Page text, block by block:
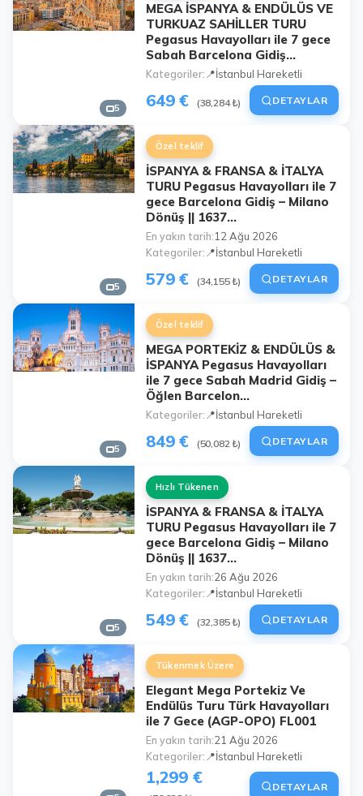
5
MEGA İSPANYA & ENDÜLÜS VE
TURKUAZ SAHİLLER TURU
Pegasus Havayolları ile 7 gece
Sabah Barcelona Gidiş...
Kategoriler 📍İstanbul Hareketli
649 € (38,284 ₺) DETAYLAR
5
Özel teklif
İSPANYA & FRANSA & İTALYA
TURU Pegasus Havayolları ile 7
gece Barcelona Gidiş – Milano
Dönüş || 1637...
En yakın tarih 12 Ağu 2026
Kategoriler 📍İstanbul Hareketli
579 € (34,155 ₺) DETAYLAR
5
Özel teklif
MEGA PORTEKİZ & ENDÜLÜS &
İSPANYA Pegasus Havayolları
ile 7 gece Sabah Madrid Gidiş –
Öğlen Barcelon...
Kategoriler 📍İstanbul Hareketli
849 € (50,082 ₺) DETAYLAR
5
Hızlı Tükenen
İSPANYA & FRANSA & İTALYA
TURU Pegasus Havayolları ile 7
gece Barcelona Gidiş – Milano
Dönüş || 1637...
En yakın tarih 26 Ağu 2026
Kategoriler 📍İstanbul Hareketli
549 € (32,385 ₺) DETAYLAR
Tükenmek Üzere
Elegant Mega Portekiz Ve
Endülüs Turu Türk Havayolları
ile 7 Gece (AGP-OPO) FL001
En yakın tarih 21 Ağu 2026
Kategoriler 📍İstanbul Hareketli
1,299 € DETAYLAR